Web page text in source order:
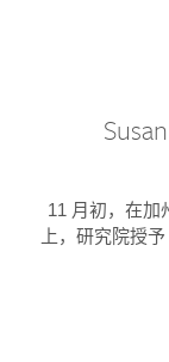
11 月初，在加
上，研究院授